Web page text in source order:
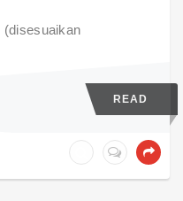
(disesuaikan
READ